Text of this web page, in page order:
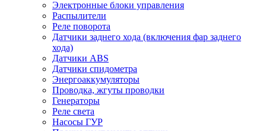
Электронные блоки управления
Распылители
Реле поворота
Датчики заднего хода (включения фар заднего
хода)
Датчики ABS
Датчики спидометра
Энергоаккумуляторы
Проводка, жгуты проводки
Генераторы
Реле света
Насосы ГУР